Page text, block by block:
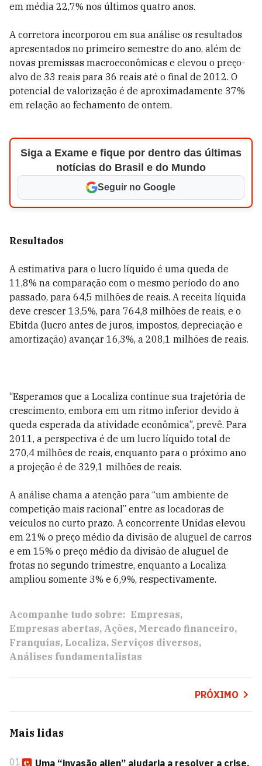
em média 22,7% nos últimos quatro anos.
A corretora incorporou em sua análise os resultados
apresentados no primeiro semestre do ano, além de
novas premissas macroeconômicas e elevou o preço-
alvo de 33 reais para 36 reais até o final de 2012. O
potencial de valorização é de aproximadamente 37%
em relação ao fechamento de ontem.
Siga a Exame e fique por dentro das últimas
notícias do Brasil e do Mundo
Seguir no Google
Resultados
A estimativa para o lucro líquido é uma queda de
11,8% na comparação com o mesmo período do ano
passado, para 64,5 milhões de reais. A receita líquida
deve crescer 13,5%, para 764,8 milhões de reais, e o
Ebitda (lucro antes de juros, impostos, depreciação e
amortização) avançar 16,3%, a 208,1 milhões de reais.
“Esperamos que a Localiza continue sua trajetória de
crescimento, embora em um ritmo inferior devido à
queda esperada da atividade econômica”, prevê. Para
2011, a perspectiva é de um lucro líquido total de
270,4 milhões de reais, enquanto para o próximo ano
a projeção é de 329,1 milhões de reais.
A análise chama a atenção para “um ambiente de
competição mais racional” entre as locadoras de
veículos no curto prazo. A concorrente Unidas elevou
em 21% o preço médio da divisão de aluguel de carros
e em 15% o preço médio da divisão de aluguel de
frotas no segundo trimestre, enquanto a Localiza
ampliou somente 3% e 6,9%, respectivamente.
Acompanhe tudo sobre: Empresas
Empresas abertas Ações Mercado financeiro
Franquias Localiza Serviços diversos
Análises fundamentalistas
PRÓXIMO
Mais lidas
01 Uma “invasão alien” ajudaria a resolver a crise,